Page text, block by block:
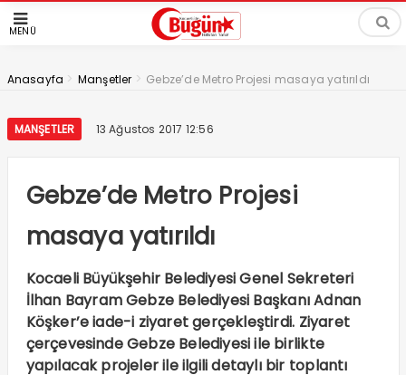
MENÜ
Anasayfa > Manşetler > Gebze’de Metro Projesi masaya yatırıldı
MANŞETLER 13 Ağustos 2017 12:56
Gebze’de Metro Projesi
masaya yatırıldı
Kocaeli Büyükşehir Belediyesi Genel Sekreteri
İlhan Bayram Gebze Belediyesi Başkanı Adnan
Köşker’e iade-i ziyaret gerçekleştirdi. Ziyaret
çerçevesinde Gebze Belediyesi ile birlikte
yapılacak projeler ile ilgili detaylı bir toplantı